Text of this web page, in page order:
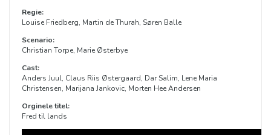
Regie:
Louise Friedberg, Martin de Thurah, Søren Balle
Scenario:
Christian Torpe, Marie Østerbye
Cast:
Anders Juul, Claus Riis Østergaard, Dar Salim, Lene Maria
Christensen, Marijana Jankovic, Morten Hee Andersen
Orginele titel:
Fred til lands